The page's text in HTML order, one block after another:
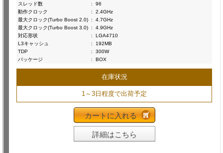
スレッド数
:
96
動作クロック
:
2.4GHz
最大クロック(Turbo Boost 2.0) :
4.7GHz
最大クロック(Turbo Boost 3.0) :
4.9GHz
対応形状
:
LGA4710
L3キャッシュ
:
192MB
TDP
:
300W
パッケージ
: BOX
在庫状況
1～3日程度で出荷予定
カートに入れる
詳細はこちら